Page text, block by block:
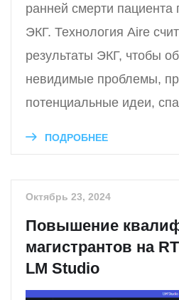
ранней смерти пациента
ЭКГ. Технология Aire
результаты ЭКГ, чтобы
невидимые проблемы,
потенциальные идеи,
ПОДРОБНЕЕ
Октябрь 23, 2024
Повышение
магистрантов на
LM Studio